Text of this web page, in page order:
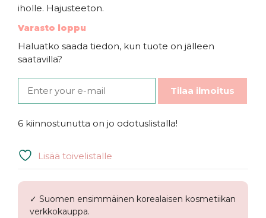
iholle. Hajusteeton.
Varasto loppu
Haluatko saada tiedon, kun tuote on jälleen
saatavilla?
Tilaa ilmoitus
6 kiinnostunutta on jo odotuslistalla!
Lisää toivelistalle
✓ Suomen ensimmäinen korealaisen kosmetiikan
verkkokauppa.